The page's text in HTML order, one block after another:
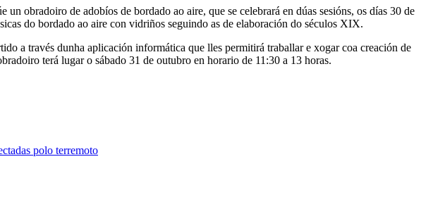
obradoiro de adobíos de bordado ao aire, que se celebrará en dúas sesións, os días 30 de
do bordado ao aire con vidriños seguindo as de elaboración do séculos XIX.
a través dunha aplicación informática que lles permitirá traballar e xogar coa creación de
terá lugar o sábado 31 de outubro en horario de 11:30 a 13 horas.
polo terremoto